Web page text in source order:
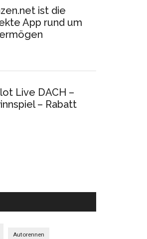
ist die
App rund um
Live DACH –
– Rabatt
Autorennen